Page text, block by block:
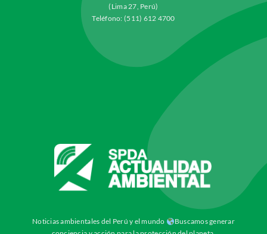
(Lima 27, Perú)
Teléfono: (511) 612 4700
Noticias ambientales del Perú y el mundo
Buscamos generar